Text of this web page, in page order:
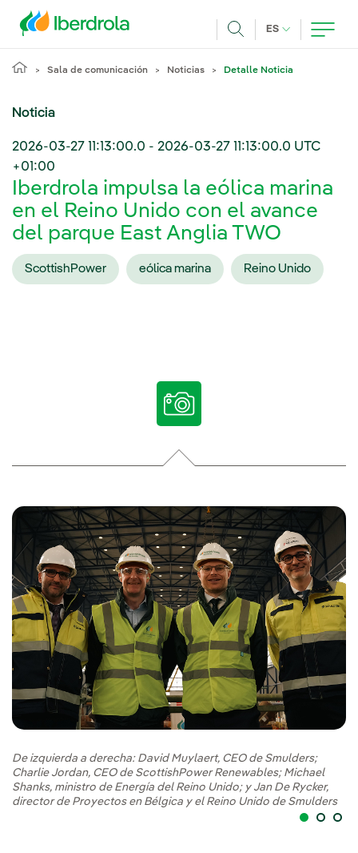
ES IDIOMA
Sala de comunicación Noticias Detalle Noticia
Noticia
2026-03-27 11:13:00.0 - 2026-03-27 11:13:00.0 UTC
+01:00
Iberdrola impulsa la eólica marina
en el Reino Unido con el avance
del parque East Anglia TWO
ScottishPower eólica marina Reino Unido
De izquierda a derecha: David Muylaert, CEO de Smulders;
Charlie Jordan, CEO de ScottishPower Renewables; Michael
Shanks, ministro de Energía del Reino Unido; y Jan De Rycker,
director de Proyectos en Bélgica y el Reino Unido de Smulders